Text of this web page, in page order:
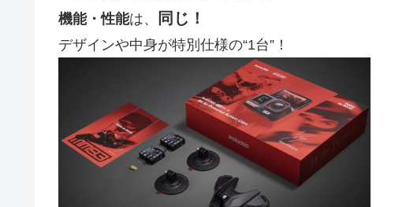
機能・性能は、 同じ！
デザインや中身が特別仕様の“1台”！